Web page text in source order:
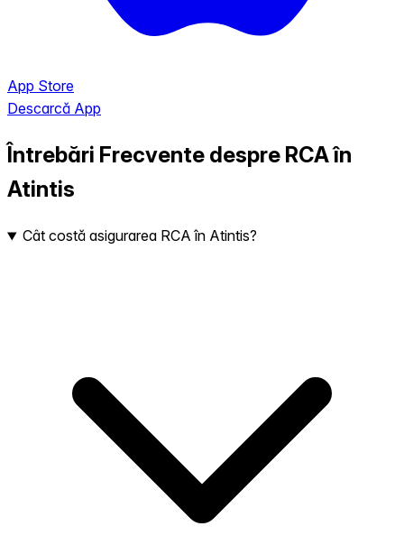
App Store
Descarcă App
Întrebări Frecvente despre RCA în
Atintis
Cât costă asigurarea RCA în Atintis?